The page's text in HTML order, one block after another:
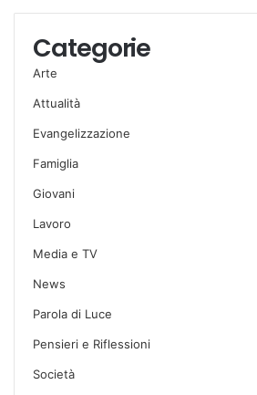
Categorie
Arte
Attualità
Evangelizzazione
Famiglia
Giovani
Lavoro
Media e TV
News
Parola di Luce
Pensieri e Riflessioni
Società